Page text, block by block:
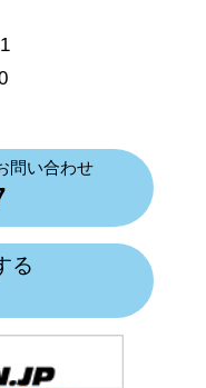
問い合わせ
る